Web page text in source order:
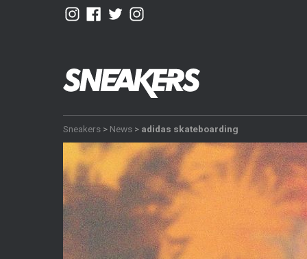
Sneakers > News > adidas skateboarding